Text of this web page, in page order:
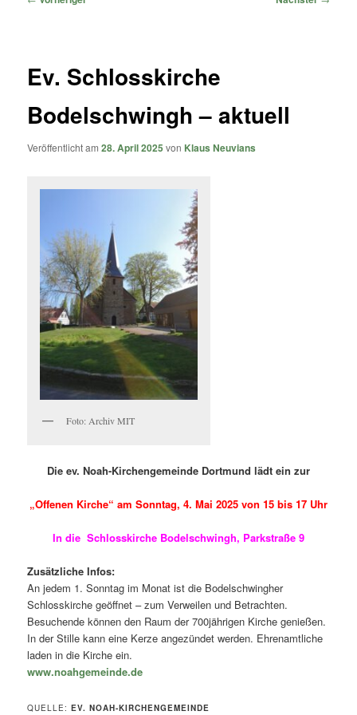
Ev. Schlosskirche
Bodelschwingh – aktuell
Veröffentlicht am28. April 2025 von Klaus Neuvians
Foto: Archiv MIT
Die ev. Noah-Kirchengemeinde Dortmund lädt ein zur
„Offenen Kirche“ am Sonntag, 4. Mai 2025 von 15 bis 17 Uhr
In die Schlosskirche Bodelschwingh, Parkstraße 9
Zusätzliche Infos:
An jedem 1. Sonntag im Monat ist die Bodelschwingher
Schlosskirche geöffnet – zum Verweilen und Betrachten.
Besuchende können den Raum der 700jährigen Kirche genießen.
In der Stille kann eine Kerze angezündet werden. Ehrenamtliche
laden in die Kirche ein.
www.noahgemeinde.de
QUELLE:EV. NOAH-KIRCHENGEMEINDE